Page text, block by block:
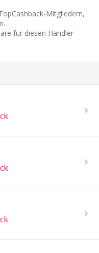
Mitgliedern,
für diesen Händler